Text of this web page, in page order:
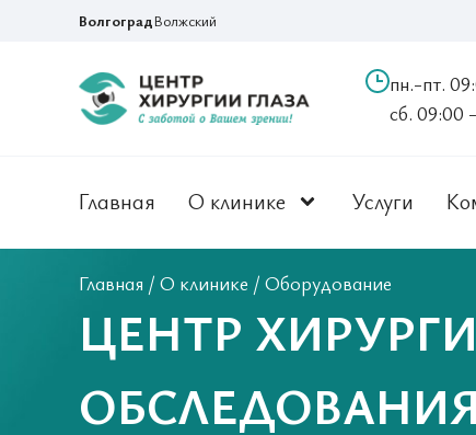
ВолгоградВолжский
пн.-пт.
сб. 09:00
Главная О клинике Услуги
Главная / О клинике / Оборудование
ЦЕНТР